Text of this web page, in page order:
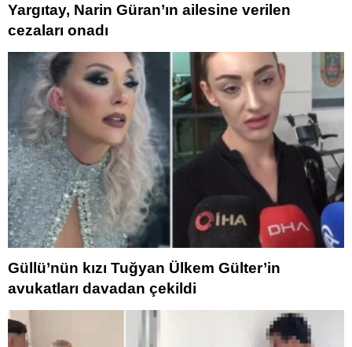
Yargıtay, Narin Güran’ın ailesine verilen
cezaları onadı
Güllü’nün kızı Tuğyan Ülkem Gülter’in
avukatları davadan çekildi